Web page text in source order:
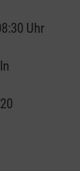
Uhr
20